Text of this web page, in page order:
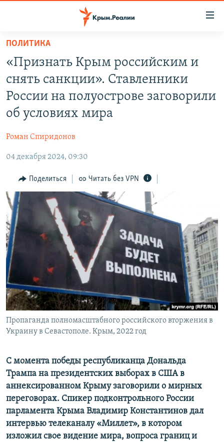
Вернуться
основному
содержанию
Вернутся
главной
Вернутся
СПЕЦПРОЕКТЫ
КАРТА ВОЕННЫХ ОБЪЕКТОВ КРЫМА
ВОДА
ИСТОРИЯ
ИНТЕРАКТИВ
ИНФОГРАФИКА
ТЕЛЕПРОЕКТ КРЫМ.РЕАЛИИ
СОВЕТЫ ПРАВОЗАЩИТНИКОВ
ПРОПАВШИЕ БЕЗ ВЕСТИ
ПОБЕДИТЕЛЕЙ НЕ СУДЯТ?
КРЫМ.НЕПОКОРЕННЫЙ
УКРАИНСКАЯ ПРОБЛЕМА КРЫМА
РАДІО СВОБОДА
КАК ОБОЙТИ БЛОКИРОВКУ
Qırımtatar
ПРИСОЕДИНЯЙТЕСЬ!
Все сайты RFE/RL
ПОЛИТИКА
«Признать Крым российским и
снять санкции». Ставленники
России на полуострове заговорили
об условиях мира
Роман Спиридонов
04 декабря 2024, 09:30
Поделиться Читать без VPN
Пропаганда полномасштабного российского вторжения в
Украину в Севастополе. Крым, 2022 год
С момента победы республиканца Дональда
Трампа на президентских выборах в США в
аннексированном Крыму заговорили о мирных
переговорах. Спикер подконтрольного России
парламента Крыма Владимир Константинов дал
интервью телеканалу «Миллет», в котором
изложил свое видение мира, вопроса границ и